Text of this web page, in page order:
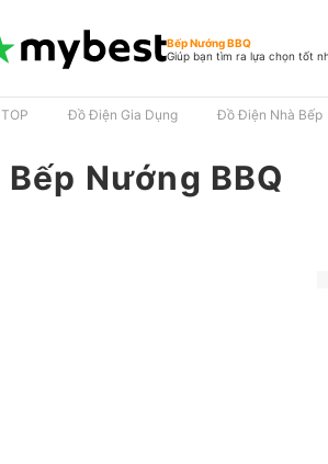
Bếp Nướng BBQ
Giúp bạn tìm ra lựa chọn tốt
TOP Đồ Điện Gia Dụng Đồ Điện Nhà Bếp
Bếp Nướng BBQ